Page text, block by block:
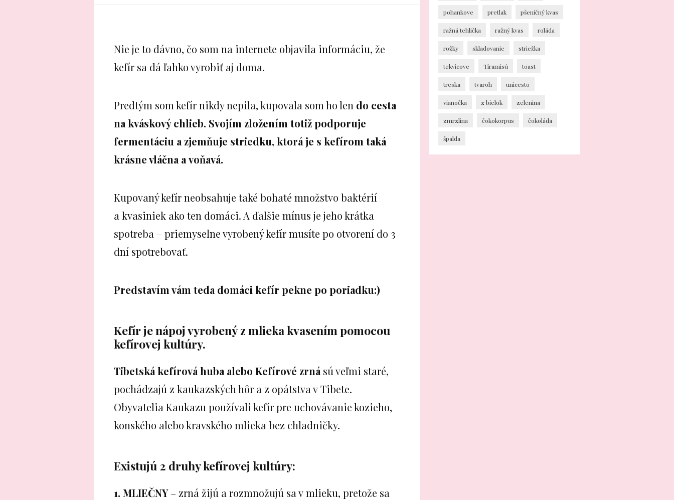
Nie je to dávno, čo som na internete objavila informáciu, že
kefír sa dá ľahko vyrobiť aj doma.
Predtým som kefír nikdy nepila, kupovala som ho len do cesta
na kváskový chlieb. Svojím zložením totiž podporuje
fermentáciu a zjemňuje striedku, ktorá je s kefírom taká
krásne vláčna a voňavá.
Kupovaný kefír neobsahuje také bohaté množstvo baktérií
a kvasiniek ako ten domáci. A ďalšie mínus je jeho krátka
spotreba – priemyselne vyrobený kefír musíte po otvorení do 3
dní spotrebovať.
Predstavím vám teda domáci kefír pekne po poriadku:)
Kefír je nápoj vyrobený z mlieka kvasením pomocou
kefírovej kultúry.
Tibetská kefírová huba alebo Kefírové zrná sú veľmi staré,
pochádzajú z kaukazských hôr a z opátstva v Tibete.
Obyvatelia Kaukazu používali kefír pre uchovávanie kozieho,
konského alebo kravského mlieka bez chladničky.
Existujú 2 druhy kefírovej kultúry:
1. MLIEČNY– zrná žijú a rozmnožujú sa v mlieku, pretože sa
pohankove pretlak pšeničný kvas
ražná tehlička ražný kvas roláda
rožky skladovanie striežka
tekvicove Tiramisú toast
treska tvaroh unicesto
vianočka z bielok zelenina
zmrzlina čokokorpus čokoláda
špalda